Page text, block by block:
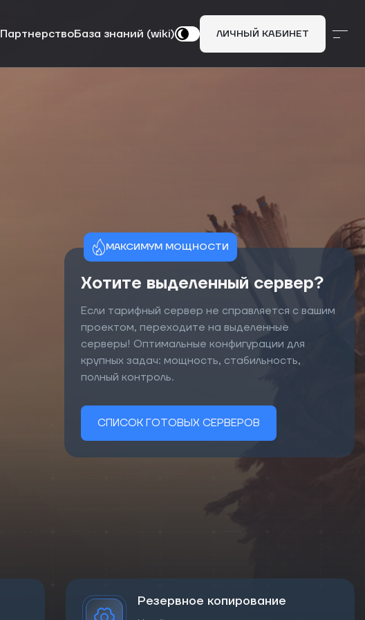
ПартнерствоБаза знаний (wiki) ЛИЧНЫЙ КАБИНЕТ
ВЫДЕЛЕННЫЙ СЕРВЕР
VDS / VPS
МАКСИМУМ МОЩНОСТИ
Хотите выделенный сервер?
Если тарифный сервер не справляется с вашим
проектом, переходите на выделенные
серверы! Оптимальные конфигурации для
крупных задач: мощность, стабильность,
полный контроль.
СПИСОК ГОТОВЫХ СЕРВЕРОВ
Резервное копирование